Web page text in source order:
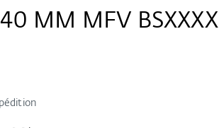
40 MM MFV BSXXXX